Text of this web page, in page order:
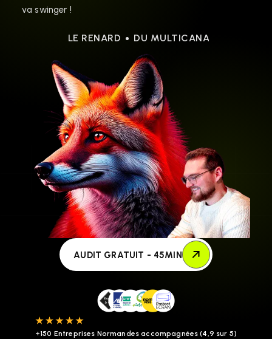
va swinger !
LE RENARD DU MULTICANAL
AUDIT GRATUIT - 45MIN
+150 Entreprises Normandes accompagnées (4,9 sur 5)